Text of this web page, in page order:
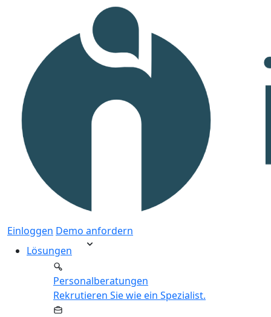
Einloggen Demo anfordern
Lösungen
Personalberatungen
Rekrutieren Sie wie ein Spezialist.